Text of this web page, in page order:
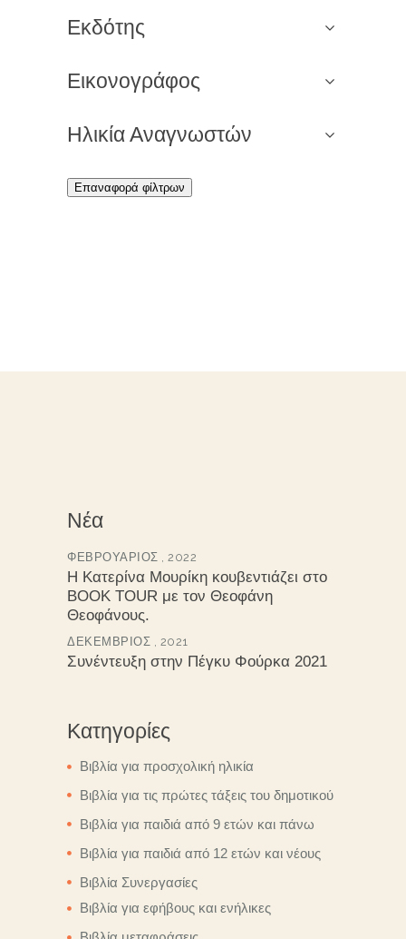
Εκδότης
Εικονογράφος
Ηλικία Αναγνωστών
Επαναφορά φίλτρων
Νέα
ΦΕΒΡΟΥΆΡΙΟΣ , 2022
Η Κατερίνα Μουρίκη κουβεντιάζει στο
BOOK TOUR με τον Θεοφάνη
Θεοφάνους.
ΔΕΚΈΜΒΡΙΟΣ , 2021
Συνέντευξη στην Πέγκυ Φούρκα 2021
Κατηγορίες
Βιβλία για προσχολική ηλικία
Βιβλία για τις πρώτες τάξεις του δημοτικού
Βιβλία για παιδιά από 9 ετών και πάνω
Βιβλία για παιδιά από 12 ετών και νέους
Βιβλία Συνεργασίες
Βιβλία για εφήβους και ενήλικες